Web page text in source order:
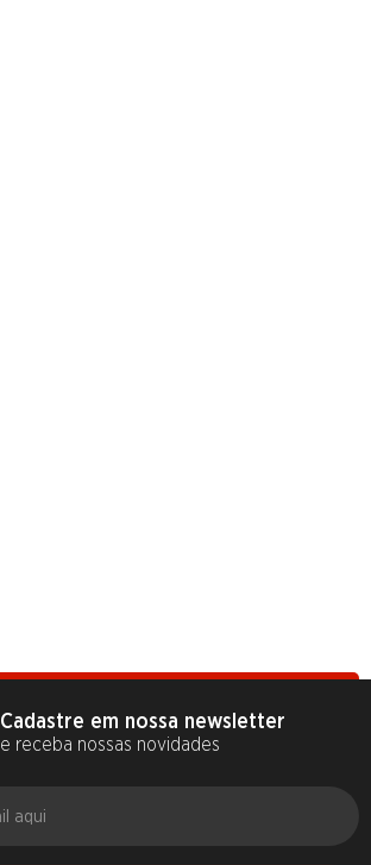
Cadastre em nossa newsletter
e receba nossas novidades